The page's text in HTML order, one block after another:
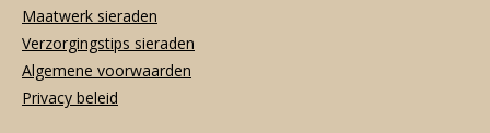
Maatwerk sieraden
Verzorgingstips sieraden
Algemene voorwaarden
Privacy beleid